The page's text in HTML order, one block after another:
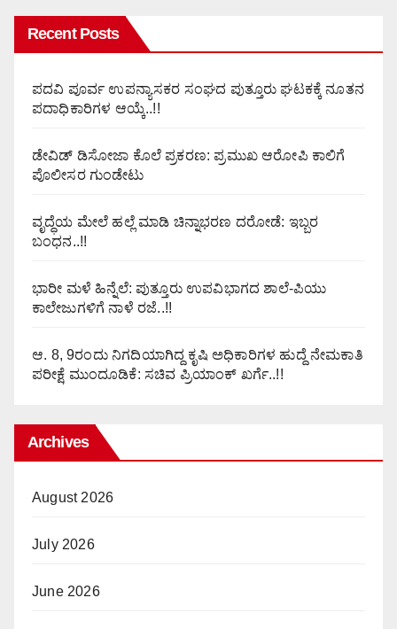
Recent Posts
ಪದವಿ ಪೂರ್ವ ಉಪನ್ಯಾಸಕರ ಸಂಘದ ಪುತ್ತೂರು ಘಟಕಕ್ಕೆ ನೂತನ
ಪದಾಧಿಕಾರಿಗಳ ಆಯ್ಕೆ..!!
ಡೇವಿಡ್ ಡಿಸೋಜಾ ಕೊಲೆ ಪ್ರಕರಣ: ಪ್ರಮುಖ ಆರೋಪಿ ಕಾಲಿಗೆ
ಪೊಲೀಸರ ಗುಂಡೇಟು
ವೃದ್ಧೆಯ ಮೇಲೆ ಹಲ್ಲೆ ಮಾಡಿ ಚಿನ್ನಾಭರಣ ದರೋಡೆ: ಇಬ್ಬರ
ಬಂಧನ..!!
ಭಾರೀ ಮಳೆ ಹಿನ್ನೆಲೆ: ಪುತ್ತೂರು ಉಪವಿಭಾಗದ ಶಾಲೆ-ಪಿಯು
ಕಾಲೇಜುಗಳಿಗೆ ನಾಳೆ ರಜೆ..!!
ಆ. 8, 9ರಂದು ನಿಗದಿಯಾಗಿದ್ದ ಕೃಷಿ ಅಧಿಕಾರಿಗಳ ಹುದ್ದೆ ನೇಮಕಾತಿ
ಪರೀಕ್ಷೆ ಮುಂದೂಡಿಕೆ: ಸಚಿವ ಪ್ರಿಯಾಂಕ್ ಖರ್ಗೆ..!!
Archives
August 2026
July 2026
June 2026